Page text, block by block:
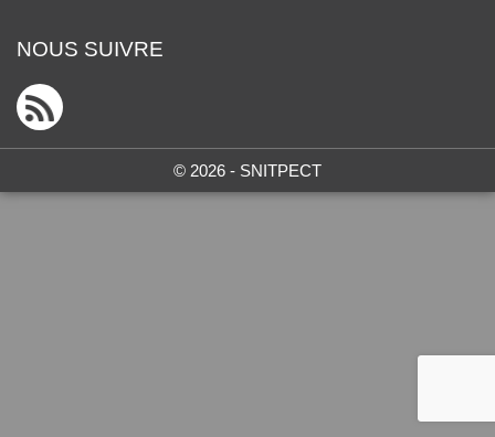
NOUS SUIVRE
© 2026 - SNITPECT